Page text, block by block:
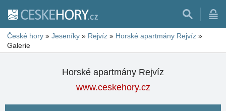
České hory » Jeseníky » Rejvíz » Horské apartmány Rejvíz »
Galerie
Horské apartmány Rejvíz
www.ceskehory.cz